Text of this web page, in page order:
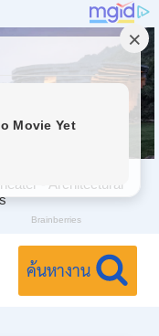
ค้นหางาน